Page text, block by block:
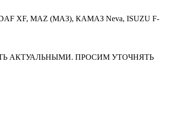
DAF XF, MAZ (МАЗ), КАМАЗ Neva, ISUZU F-
БЫТЬ АКТУАЛЬНЫМИ. ПРОСИМ УТОЧНЯТЬ